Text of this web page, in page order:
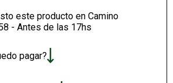
este producto en Camino
- Antes de las 17hs
pagar?